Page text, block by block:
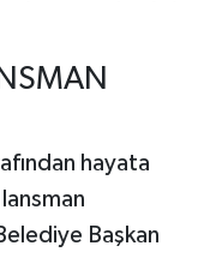
hayata
Başkan